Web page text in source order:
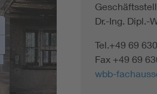
Dr.-Ing. Dipl.-
Tel.+49 69
Fax +49 69
wbb-